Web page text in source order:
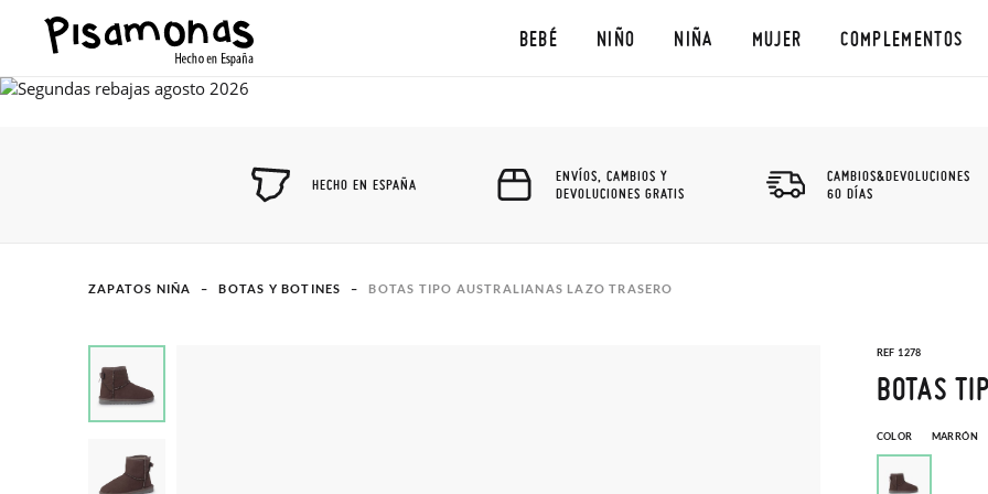
BEBÉ NIÑO NIÑA MUJER COMPLEMENTOS
HECHO EN ESPAÑA
ENVÍOS, CAMBIOS Y
DEVOLUCIONES GRATIS
CAMBIOS&DEVOLUCIONES
60 DÍAS
ZAPATOS NIÑA BOTAS Y BOTINES BOTAS TIPO AUSTRALIANAS LAZO TRASERO
REF 1278
BOTAS
COLOR MARRÓN